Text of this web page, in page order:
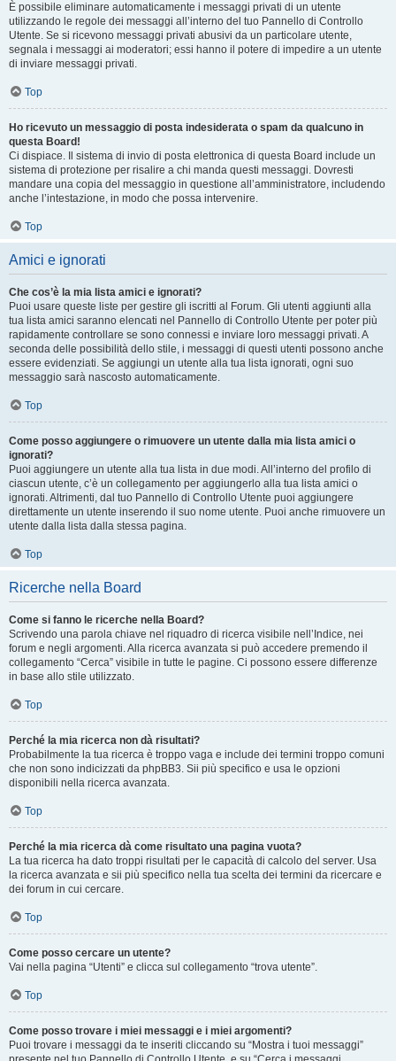
È possibile eliminare automaticamente i messaggi privati ​​di un utente
utilizzando le regole dei messaggi all’interno del tuo Pannello di Controllo
Utente. Se si ricevono messaggi privati ​​abusivi da un particolare utente,
segnala i messaggi ai moderatori; essi hanno il potere di impedire a un utente
di inviare messaggi privati​​.
Top
Ho ricevuto un messaggio di posta indesiderata o spam da qualcuno in
questa Board!
Ci dispiace. Il sistema di invio di posta elettronica di questa Board include un
sistema di protezione per risalire a chi manda questi messaggi. Dovresti
mandare una copia del messaggio in questione all’amministratore, includendo
anche l’intestazione, in modo che possa intervenire.
Top
Amici e ignorati
Che cos’è la mia lista amici e ignorati?
Puoi usare queste liste per gestire gli iscritti al Forum. Gli utenti aggiunti alla
tua lista amici saranno elencati nel Pannello di Controllo Utente per poter più
rapidamente controllare se sono connessi e inviare loro messaggi privati. A
seconda delle possibilità dello stile, i messaggi di questi utenti possono anche
essere evidenziati. Se aggiungi un utente alla tua lista ignorati, ogni suo
messaggio sarà nascosto automaticamente.
Top
Come posso aggiungere o rimuovere un utente dalla mia lista amici o
ignorati?
Puoi aggiungere un utente alla tua lista in due modi. All’interno del profilo di
ciascun utente, c’è un collegamento per aggiungerlo alla tua lista amici o
ignorati. Altrimenti, dal tuo Pannello di Controllo Utente puoi aggiungere
direttamente un utente inserendo il suo nome utente. Puoi anche rimuovere un
utente dalla lista dalla stessa pagina.
Top
Ricerche nella Board
Come si fanno le ricerche nella Board?
Scrivendo una parola chiave nel riquadro di ricerca visibile nell’Indice, nei
forum e negli argomenti. Alla ricerca avanzata si può accedere premendo il
collegamento “Cerca” visibile in tutte le pagine. Ci possono essere differenze
in base allo stile utilizzato.
Top
Perché la mia ricerca non dà risultati?
Probabilmente la tua ricerca è troppo vaga e include dei termini troppo comuni
che non sono indicizzati da phpBB3. Sii più specifico e usa le opzioni
disponibili nella ricerca avanzata.
Top
Perché la mia ricerca dà come risultato una pagina vuota?
La tua ricerca ha dato troppi risultati per le capacità di calcolo del server. Usa
la ricerca avanzata e sii più specifico nella tua scelta dei termini da ricercare e
dei forum in cui cercare.
Top
Come posso cercare un utente?
Vai nella pagina “Utenti” e clicca sul collegamento “trova utente”.
Top
Come posso trovare i miei messaggi e i miei argomenti?
Puoi trovare i messaggi da te inseriti cliccando su “Mostra i tuoi messaggi”